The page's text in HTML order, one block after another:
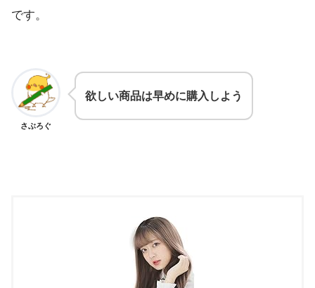
です。
さぶろぐ
欲しい商品は早めに購入しよう